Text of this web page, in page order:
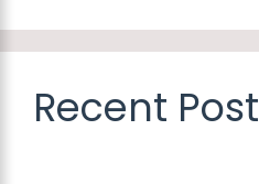
Recent Post